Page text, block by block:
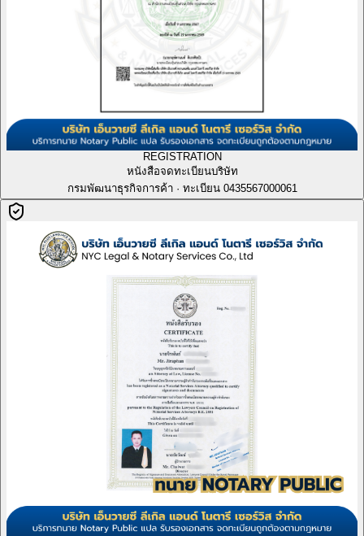
REGISTRATION
หนังสือจดทะเบียนบริษัท
กรมพัฒนาธุรกิจการค้า · ทะเบียน 0435567000061